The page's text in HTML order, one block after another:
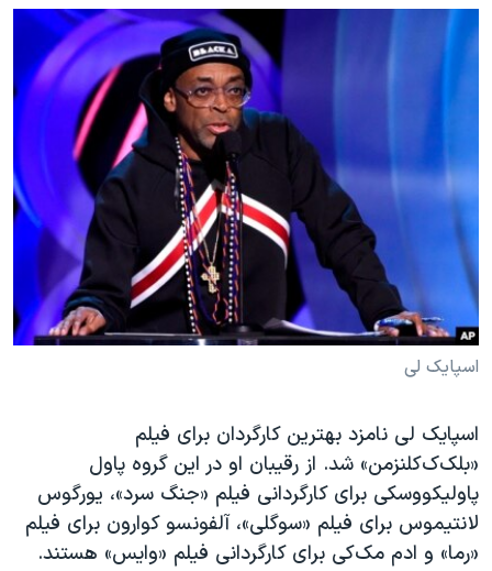
اسپایک لی
اسپایک لی نامزد بهترین کارگردان برای فیلم
«بلک‌ک‌کلنزمن» شد. از رقیبان او در این گروه پاول
پاولیکووسکی برای کارگردانی فیلم «جنگ سرد»، یورگوس
لانتیموس برای فیلم «سوگلی»، آلفونسو کوارون برای فیلم
«رما» و ادم مک‌کی برای کارگردانی فیلم «وایس» هستند.